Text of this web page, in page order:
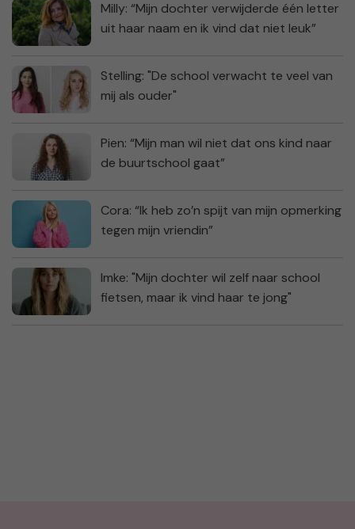
Milly: “Mijn dochter verwijderde één letter
uit haar naam en ik vind dat niet leuk”
Stelling: "De school verwacht te veel van
mij als ouder"
Pien: “Mijn man wil niet dat ons kind naar
de buurtschool gaat”
Cora: “Ik heb zo’n spijt van mijn opmerking
tegen mijn vriendin”
Imke: "Mijn dochter wil zelf naar school
fietsen, maar ik vind haar te jong"